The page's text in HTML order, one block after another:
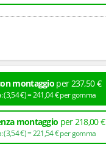
montaggio per 237,50 €
+ Ecotassa: (3,54€ ) =241,04€per gomma
montaggio per 218,00 €
+ Ecotassa: (3,54€ ) =221,54€per gomma